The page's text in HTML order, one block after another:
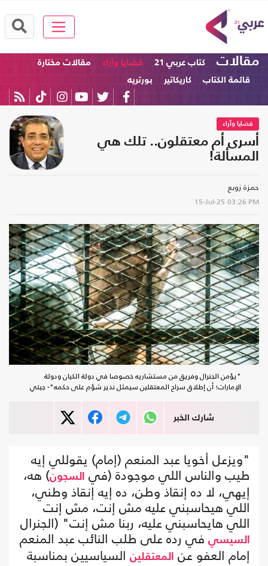
مقالات كتاب عربي 21 قضايا وآراء
مقالات مختارة
قائمة الكتاب
كاريكاتير بورتريه
قضايا وآراء
أسرى أم معتقلون.. تلك هي
المسألة!
حمزة زوبع
15-Jul-25 03:26 PM
"يؤمن الجنرال وفريق من مستشاريه خصوصا في دولة الكيان ودولة
الإمارات؛ أن إطلاق سراح المعتقلين سيمثل نذير شؤم على حكمه"- جيتي
شارك الخبر
"ويزعل أخويا عبد المنعم (إمام) يقوللي إيه
طيب والناس اللي موجودة (في السجون) هه،
إيهي، لا ده إنقاذ وطن، ده إيه إنقاذ وطني،
اللي هيحاسبني عليه مش إنت، مش إنت
اللي هايحاسبني عليه، ربنا مش إنت" (الجنرال
السيسي في رده على طلب النائب عبد المنعم
إمام العفو عن
المعتقلين السياسيين بمناسبة